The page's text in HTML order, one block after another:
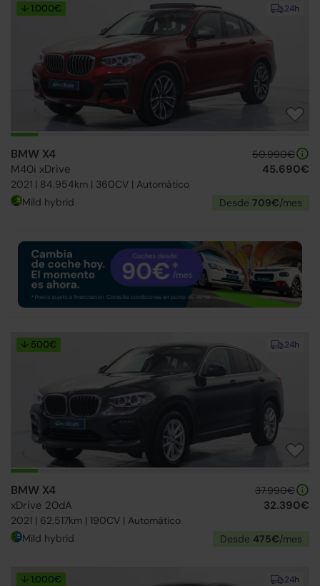
24h
↓ 1.000€
BMW X4
M40i xDrive
2021 | 84.954km | 360CV | Automático
50.990€
45.690€
Mild hybrid Desde 709€/mes
24h
↓ 500€
BMW X4
xDrive 20dA
2021 | 62.517km | 190CV | Automático
37.990€
32.390€
Mild hybrid Desde 475€/mes
24h
↓ 1.000€